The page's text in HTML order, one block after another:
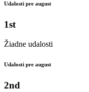
Udalosti pre august
1st
Žiadne udalosti
Udalosti pre august
2nd